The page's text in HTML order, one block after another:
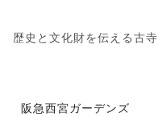
歴史と文化財を伝える古寺
阪急西宮ガーデンズ